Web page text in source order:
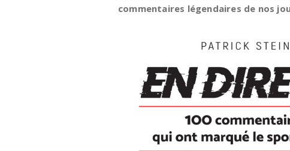
commentaires légendaires de nos